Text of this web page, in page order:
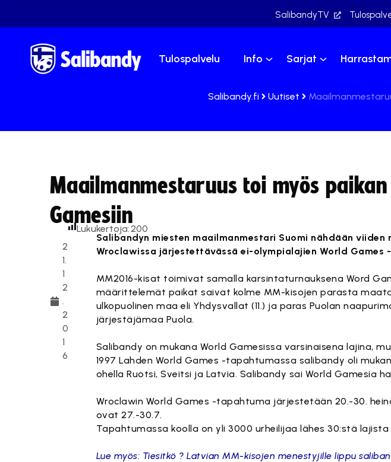
SalibandyTV
Tulospalvelu Info Sarjat
Salibandy.fi Uutiset
Maailmanmestaruus toi myös paikan
Gamesiin
2
1.
1
2
.
2
0
1
6
Lukukertoja:200
Salibandyn miesten maailmanmestari Suomi nähdään viiden
Wroclawissa järjestettävässä ei-olympialajien World Games
MM2016-kisat toimivat samalla karsintaturnauksena Word
määrittelemät paikat saivat kolme MM-kisojen parasta
ulkopuolinen maa eli Yhdysvallat (11.) ja paras Puolan
järjestäjämaa Puola.
Salibandy on mukana World Gamesissa varsinaisena lajina,
1997 Lahden World Games -tapahtumassa salibandy oli
ohella Ruotsi, Sveitsi ja Latvia. Salibandy sai World Gamesia
Wroclawin World Games -tapahtuma järjestetään 20.-30.
ovat 27.-30.7.
Tapahtumassa koolla on yli 3000 urheilijaa lähes 30:stä
Lue myös: Tiesitkö ? Latvian MM-kisojen menestyjille lippu